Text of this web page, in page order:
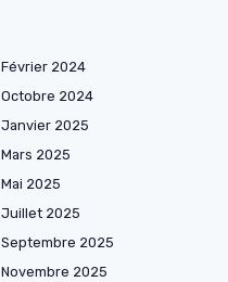
Février 2024
Octobre 2024
Janvier 2025
Mars 2025
Mai 2025
Juillet 2025
Septembre 2025
Novembre 2025